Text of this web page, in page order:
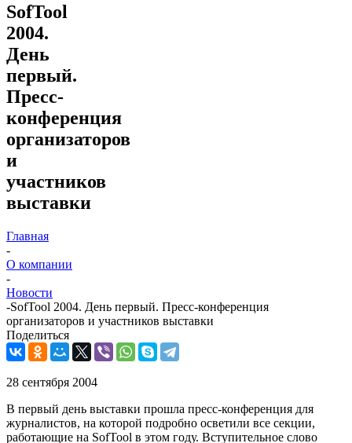
SofTool
2004.
День
первый.
Пресс-
конференция
организаторов
и
участников
выставки
Главная
-
О компании
-
Новости
-SofTool 2004. День первый. Пресс-конференция
организаторов и участников выставки
Поделиться
28 сентября 2004
В первый день выставки прошла пресс-конференция для
журналистов, на которой подробно осветили все секции,
работающие на SofTool в этом году. Вступительное слово